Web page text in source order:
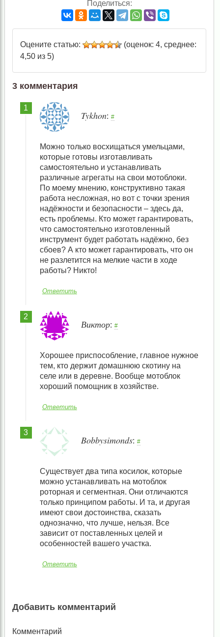
Поделиться:
Оцените статью:
(оценок: 4, среднее:
4,50 из 5)
3 комментария
Tykhon: #
Можно только восхищаться умельцами,
которые готовы изготавливать
самостоятельно и устанавливать
различные агрегаты на свои мотоблоки.
По моему мнению, конструктивно такая
работа несложная, но вот с точки зрения
надёжности и безопасности – здесь да,
есть проблемы. Кто может гарантировать,
что самостоятельно изготовленный
инструмент будет работать надёжно, без
сбоев? А кто может гарантировать, что он
не разлетится на мелкие части в ходе
работы? Никто!
Ответить
Виктор: #
Хорошее приспособление, главное нужное
тем, кто держит домашнюю скотину на
селе или в деревне. Вообще мотоблок
хороший помощник в хозяйстве.
Ответить
Bobbysimonds: #
Существует два типа косилок, которые
можно устанавливать на мотоблок
роторная и сегментная. Они отличаются
только принципом работы. И та, и другая
имеют свои достоинства, сказать
однозначно, что лучше, нельзя. Все
зависит от поставленных целей и
особенностей вашего участка.
Ответить
Добавить комментарий
Комментарий